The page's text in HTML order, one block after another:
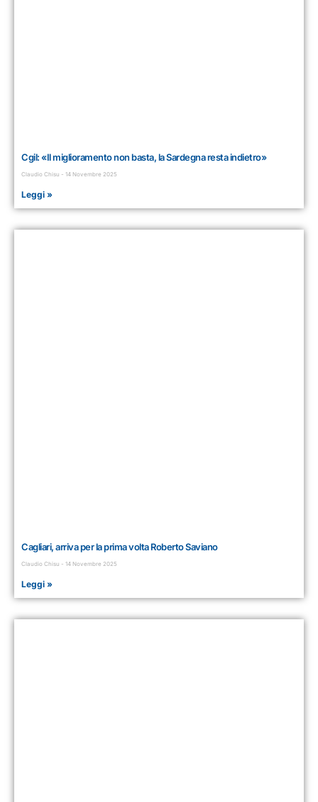
Cgil: «Il miglioramento non basta, la Sardegna resta indietro»
Claudio Chisu 14 Novembre 2025
Leggi »
Cagliari, arriva per la prima volta Roberto Saviano
Claudio Chisu 14 Novembre 2025
Leggi »